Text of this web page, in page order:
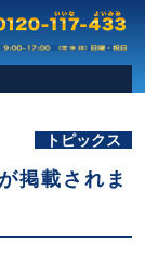
トピックス
掲載されま